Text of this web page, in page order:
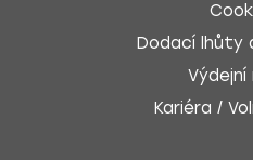
Dodací lhůty
Výdejní
Kariéra /